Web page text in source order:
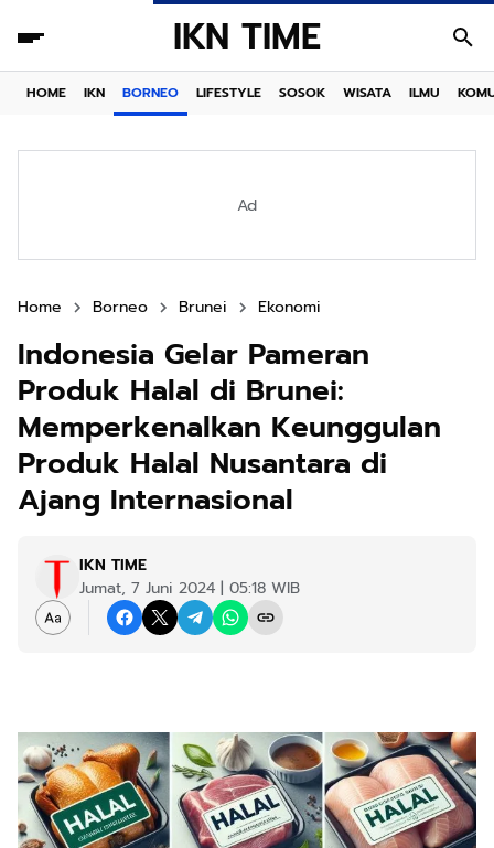
IKN TIME
HOME IKN BORNEO LIFESTYLE SOSOK WISATA ILMU
Ad
Home Borneo Brunei Ekonomi
Indonesia Gelar Pameran
Produk Halal di Brunei:
Memperkenalkan Keunggulan
Produk Halal Nusantara di
Ajang Internasional
IKN TIME
Jumat, 7 Juni 2024 | 05:18 WIB